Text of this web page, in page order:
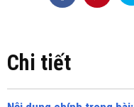
Chi tiết